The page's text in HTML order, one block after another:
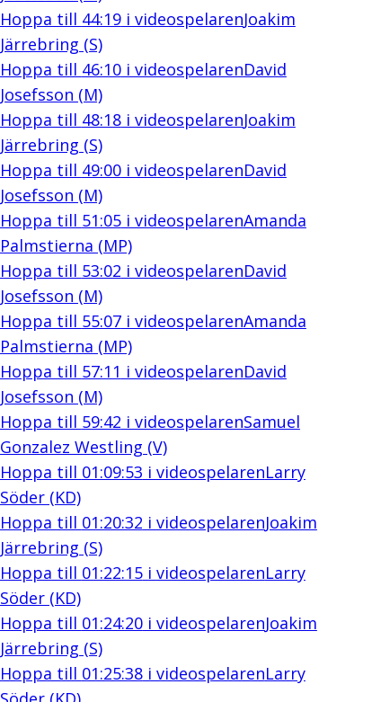
Hoppa till 44:19i videospelarenJoakim
Järrebring (S)
Hoppa till 46:10i videospelarenDavid
Josefsson (M)
Hoppa till 48:18i videospelarenJoakim
Järrebring (S)
Hoppa till 49:00i videospelarenDavid
Josefsson (M)
Hoppa till 51:05i videospelarenAmanda
Palmstierna (MP)
Hoppa till 53:02 i videospelarenDavid
Josefsson (M)
Hoppa till 55:07i videospelarenAmanda
Palmstierna (MP)
Hoppa till 57:11 i videospelarenDavid
Josefsson (M)
Hoppa till 59:42 i videospelarenSamuel
Gonzalez Westling (V)
Hoppa till 01:09:53 i videospelarenLarry
Söder (KD)
Hoppa till 01:20:32 i videospelarenJoakim
Järrebring (S)
Hoppa till 01:22:15i videospelarenLarry
Söder (KD)
Hoppa till 01:24:20i videospelarenJoakim
Järrebring (S)
Hoppa till 01:25:38i videospelarenLarry